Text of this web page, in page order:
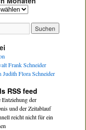
Frank Schneider
Judith Flora Schneider
RSS feed
der
und der Zeitablauf
reicht nicht für ein